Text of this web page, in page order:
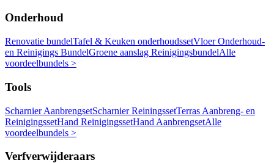
Onderhoud
Renovatie bundelTafel & Keuken onderhoudssetVloer Onderhoud-
en Reinigings BundelGroene aanslag ReinigingsbundelAlle
voordeelbundels >
Tools
Scharnier AanbrengsetScharnier ReiningssetTerras Aanbreng- en
ReinigingssetHand ReinigingssetHand AanbrengsetAlle
voordeelbundels >
Verfverwijderaars